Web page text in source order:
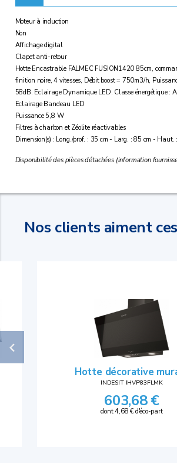
Moteur à induction
Non
Affichage digital
Clapet anti-retour
Hotte Encastrable FALMEC FUSION1420 85cm,
finition noire, 4 vitesses, Débit boost = 750m3/h,
58dB. Eclairage Dynamique LED. Classe énergétique : A
Eclairage Bandeau LED
Puissance 5,8 W
Filtres à charbon et Zéolite réactivables
Dimension(s) : Long./prof. : 35 cm - Larg. : 85 cm - Haut.
Disponibilité des pièces détachées (information
Nos clients aiment
Hotte décorative
INDESIT IHVP83FLMK
603,68 €
dont 4,68 € d'éco-part